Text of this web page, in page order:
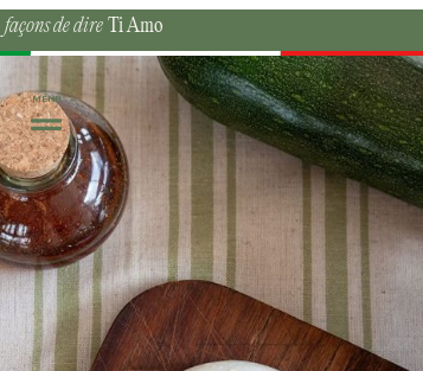
façons de dire Ti Amo
MENU